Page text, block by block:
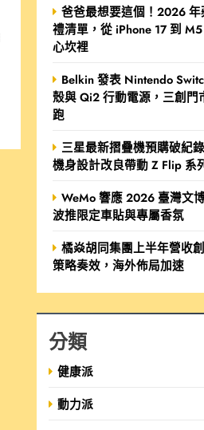
爸爸最想要這個！2026
禮清單，從 iPhone 17 到
心坎裡
Belkin 發表 Nintendo
殼與 Qi2 行動電源，三創門
跑
三星最新摺疊機預購破紀
機身設計改良帶動 Z Flip 系
WeMo 響應 2026 臺灣文
波推限定車貼與專屬香氛
橘焱胡同集團上半年營收
策略奏效，海外佈局加速
分類
健康派
動力派